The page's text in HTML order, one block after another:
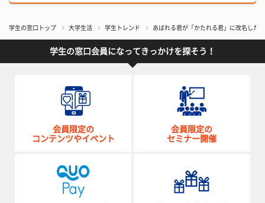
学生の窓口トップ 大学生活 学生トレンド あばれる君が「かたれる君」に改名した
学生の窓口会員になってきっかけを探そう！
会員限定の
コンテンツやイベント
会員限定の
セミナー開催